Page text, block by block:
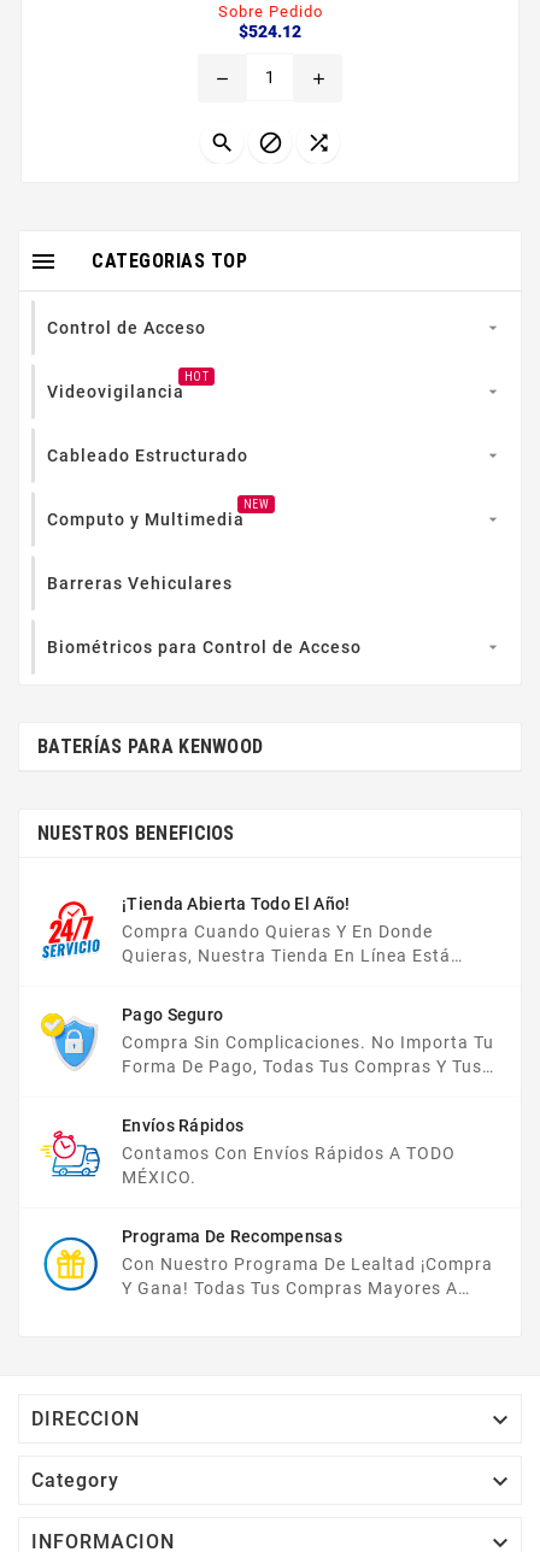
Sobre Pedido
$524.12Precio
remove add
  
CATEGORIAS TOP

Control de Acceso 
Videovigilancia
HOT

Cableado Estructurado 
Computo y Multimedia
NEW

Barreras Vehiculares
Biométricos para Control de Acceso 
BATERÍAS PARA KENWOOD
NUESTROS BENEFICIOS
¡Tienda Abierta Todo El Año!
Compra Cuando Quieras Y En Donde
Quieras, Nuestra Tienda En Línea Está
Pago Seguro
Compra Sin Complicaciones. No Importa Tu
Forma De Pago, Todas Tus Compras Y Tus
Envíos Rápidos
Contamos Con Envíos Rápidos A TODO
MÉXICO.
Programa De Recompensas
Con Nuestro Programa De Lealtad ¡compra
Y Gana! Todas Tus Compras Mayores A
DIRECCION 
Category 
INFORMACION 